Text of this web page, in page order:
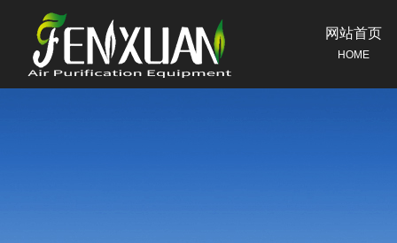
网站首页
HOME